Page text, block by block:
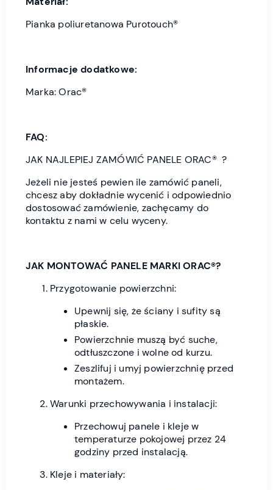
Pianka poliuretanowa Purotouch®
Informacje dodatkowe:
Marka: Orac®
FAQ:
JAK NAJLEPIEJ ZAMÓWIĆ PANELE ORAC® ?
Jeżeli nie jesteś pewien ile zamówić paneli,
chcesz aby dokładnie wycenić i odpowiednio
dostosować zamówienie, zachęcamy do
kontaktu z nami w celu wyceny.
JAK MONTOWAĆ PANELE MARKI ORAC®?
Przygotowanie powierzchni:
Upewnij się, że ściany i sufity są
płaskie.
Powierzchnie muszą być suche,
odtłuszczone i wolne od kurzu.
Zeszlifuj i umyj powierzchnię przed
montażem.
Warunki przechowywania i instalacji:
Przechowuj panele i kleje w
temperaturze pokojowej przez 24
godziny przed instalacją.
Kleje i materiały: